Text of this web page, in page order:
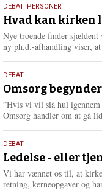
25.
juli
2026
DEBAT, PERSONER
Hvad kan kirken
Nye troende finder sjældent
ny ph.d.-afhandling viser,
9.
juli
2026
DEBAT
Omsorg
”Hvis vi vil slå hul igennem
Omsorg handler om at gå
10.
juni
2026
DEBAT
Ledelse - eller
Vi har vænnet os til, at
retning, kerneopgaver og